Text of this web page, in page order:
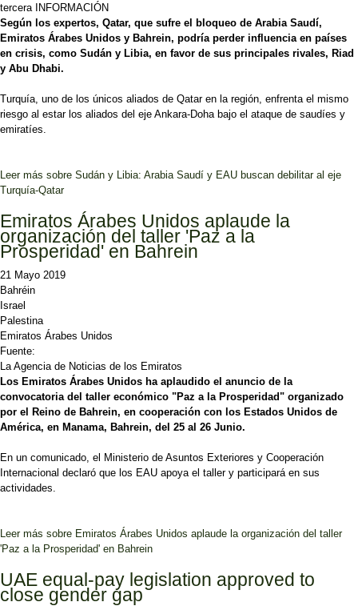
tercera INFORMACIÓN
Según los expertos, Qatar, que sufre el bloqueo de Arabia Saudí,
Emiratos Árabes Unidos y Bahrein, podría perder influencia en países
en crisis, como Sudán y Libia, en favor de sus principales rivales, Riad
y Abu Dhabi.
Turquía, uno de los únicos aliados de Qatar en la región, enfrenta el mismo
riesgo al estar los aliados del eje Ankara-Doha bajo el ataque de saudíes y
emiratíes.
Leer más sobre Sudán y Libia: Arabia Saudí y EAU buscan debilitar al eje
Turquía-Qatar
Emiratos Árabes Unidos aplaude la
organización del taller 'Paz a la
Prosperidad' en Bahrein
21 Mayo 2019
Bahréin
Israel
Palestina
Emiratos Árabes Unidos
Fuente:
La Agencia de Noticias de los Emiratos
Los Emiratos Árabes Unidos ha aplaudido el anuncio de la
convocatoria del taller económico "Paz a la Prosperidad" organizado
por el Reino de Bahrein, en cooperación con los Estados Unidos de
América, en Manama, Bahrein, del 25 al 26 Junio.
En un comunicado, el Ministerio de Asuntos Exteriores y Cooperación
Internacional declaró que los EAU apoya el taller y participará en sus
actividades.
Leer más sobre Emiratos Árabes Unidos aplaude la organización del taller
'Paz a la Prosperidad' en Bahrein
UAE equal-pay legislation approved to
close gender gap